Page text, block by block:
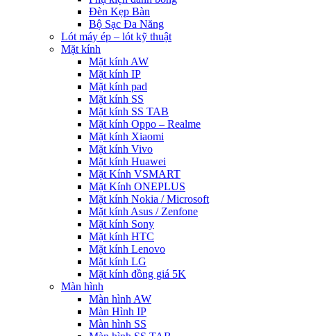
Đèn Kẹp Bàn
Bộ Sạc Đa Năng
Lót máy ép – lót kỹ thuật
Mặt kính
Mặt kính AW
Mặt kính IP
Mặt kính pad
Mặt kính SS
Mặt kính SS TAB
Mặt kính Oppo – Realme
Mặt kính Xiaomi
Mặt kính Vivo
Mặt kính Huawei
Mặt Kính VSMART
Mặt Kính ONEPLUS
Mặt kính Nokia / Microsoft
Mặt kính Asus / Zenfone
Mặt kính Sony
Mặt kính HTC
Mặt kính Lenovo
Mặt kính LG
Mặt kính đồng giá 5K
Màn hình
Màn hình AW
Màn Hình IP
Màn hình SS